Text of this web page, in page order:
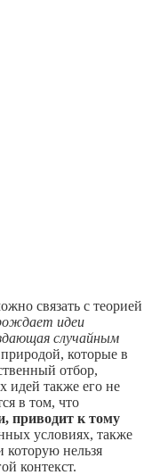
связать с теорией
идеи
случайным
которые в
отбор,
идей также его не
в том, что
приводит к тому
условиях, также
которую нельзя
контекст.